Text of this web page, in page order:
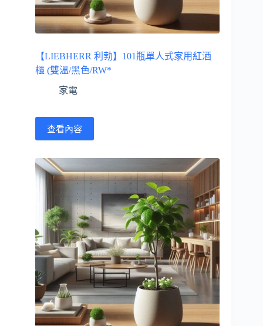
【LIEBHERR 利勃】101瓶單人式家用紅酒
櫃 (雙溫/黑色/RW*
家電
查看內容